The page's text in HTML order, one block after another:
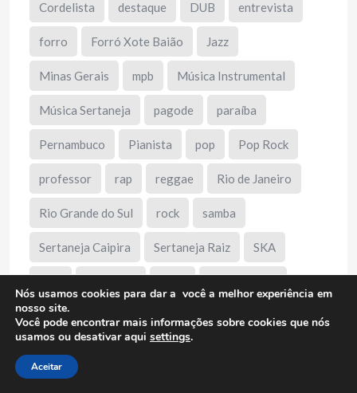
Cordelista destaque DUB entrevista
forro Forró Xote Baião Jazz
Minas Gerais mpb Música Instrumental
Música Sertaneja pagode paraíba
Pernambuco Pianista pop Pop Rock
professor rap reggae Rio de Janeiro
Rio Grande do Sul rock samba
Sertaneja Caipira Sertaneja Raiz SKA
Violeiro violonista xote
Nós usamos cookies para dar a você a melhor experiência em
nosso site.
Você pode encontrar mais informações sobre cookies que nós
usamos ou desativar aqui settings.
Aceitar